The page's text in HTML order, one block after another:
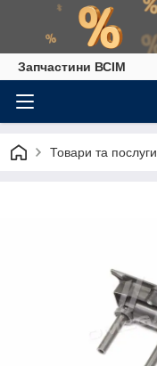
Запчастини ВСІМ
Товари та послуги